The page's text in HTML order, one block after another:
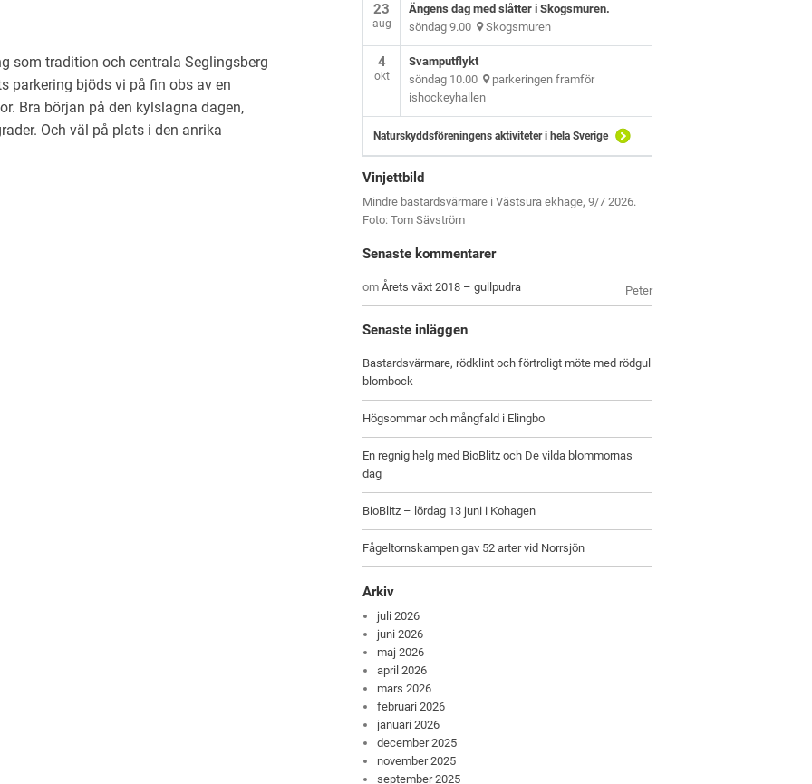
som tradition och centrala Seglingsberg
parkering bjöds vi på fin obs av en
Bra början på den kylslagna dagen,
Och väl på plats i den anrika
23
aug
Ängens dag med slåtter i Skogsmuren.
söndag 9.00 Skogsmuren
4
okt
Svamputflykt
söndag 10.00 parkeringen framför
ishockeyhallen
Naturskyddsföreningens aktiviteter i hela Sverige
Vinjettbild
Mindre bastardsvärmare i Västsura ekhage, 9/7 2026.
Foto: Tom Sävström
Senaste kommentarer
Peter
omÅrets växt 2018 – gullpudra
Senaste inläggen
Bastardsvärmare, rödklint och förtroligt möte med rödgul
blombock
Högsommar och mångfald i Elingbo
En regnig helg med BioBlitz och De vilda blommornas
dag
BioBlitz – lördag 13 juni i Kohagen
Fågeltornskampen gav 52 arter vid Norrsjön
Arkiv
juli 2026
juni 2026
maj 2026
april 2026
mars 2026
februari 2026
januari 2026
december 2025
november 2025
september 2025